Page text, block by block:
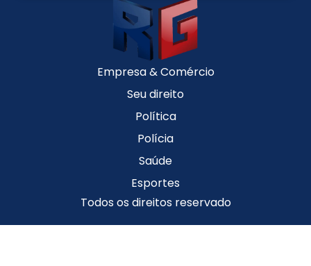
Empresa & Comércio
Seu direito
Política
Polícia
Saúde
Esportes
Todos os direitos reservado